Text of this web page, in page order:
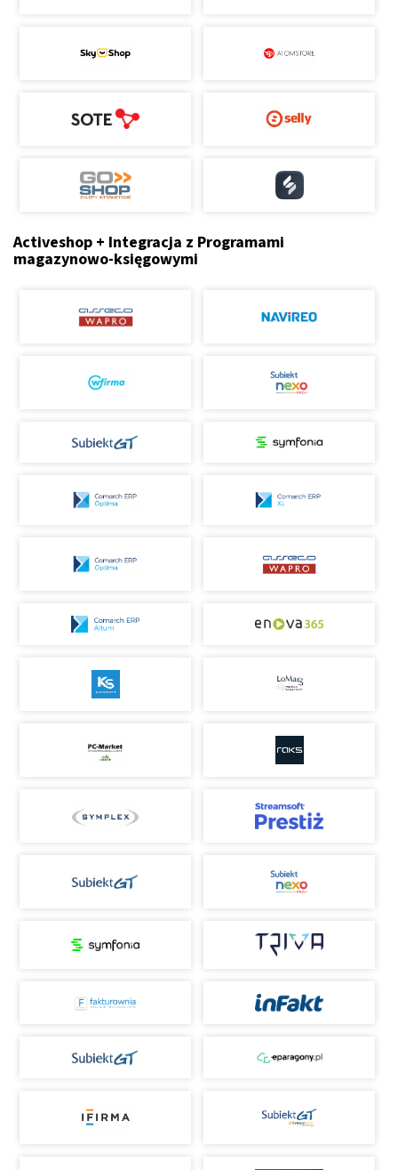
Activeshop + Integracja z Programami
magazynowo-księgowymi